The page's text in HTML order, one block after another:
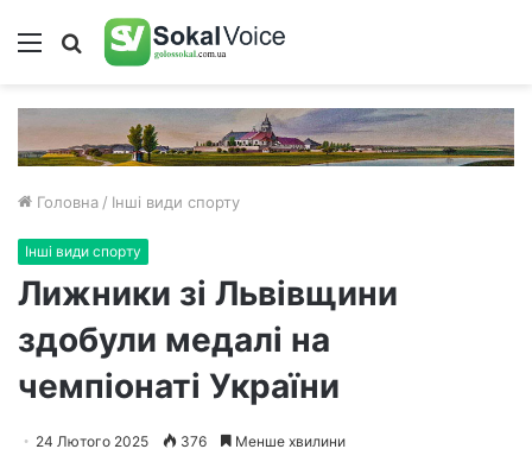
Меню Пошук
Головна / Інші види спорту
Інші види спорту
Лижники зі Львівщини
здобули медалі на
чемпіонаті України
24 Лютого 2025 376 Менше хвилини